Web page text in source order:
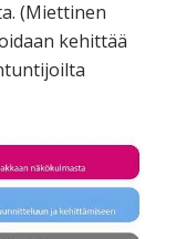
(Miettinen
kehittää